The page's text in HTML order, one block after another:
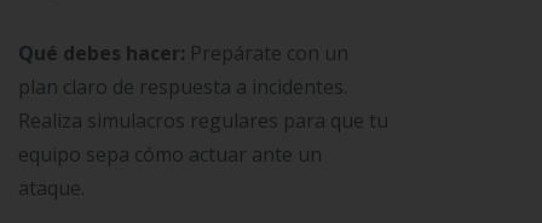
Qué debes hacer: Prepárate con un
plan claro de respuesta a incidentes.
Realiza simulacros regulares para que tu
equipo sepa cómo actuar ante un
ataque.